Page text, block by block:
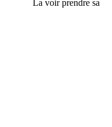
La voir prendre sa